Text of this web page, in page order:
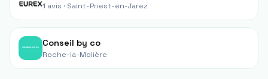
1 avis · Saint-Priest-en-Jarez
Conseil by co
Roche-la-Molière